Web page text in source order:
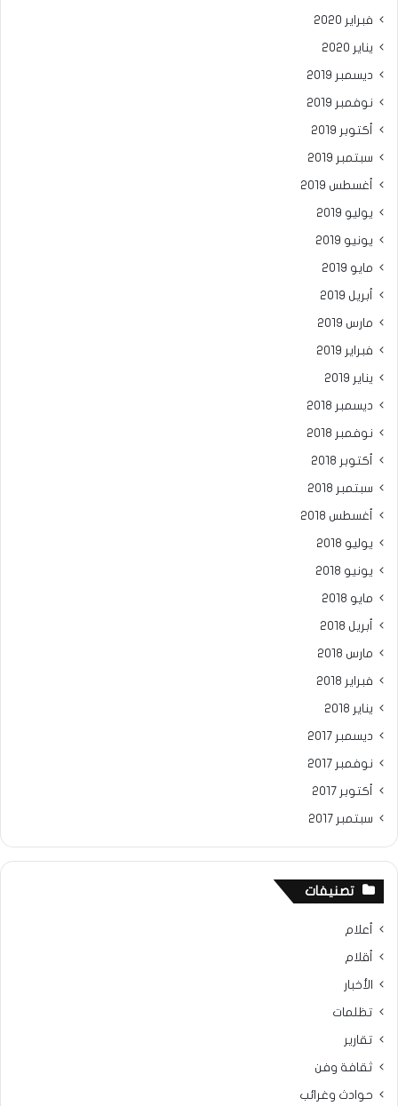
فبراير 2020
يناير 2020
ديسمبر 2019
نوفمبر 2019
أكتوبر 2019
سبتمبر 2019
أغسطس 2019
يوليو 2019
يونيو 2019
مايو 2019
أبريل 2019
مارس 2019
فبراير 2019
يناير 2019
ديسمبر 2018
نوفمبر 2018
أكتوبر 2018
سبتمبر 2018
أغسطس 2018
يوليو 2018
يونيو 2018
مايو 2018
أبريل 2018
مارس 2018
فبراير 2018
يناير 2018
ديسمبر 2017
نوفمبر 2017
أكتوبر 2017
سبتمبر 2017
تصنيفات
أعلام
أقلام
الأخبار
تظلمات
تقارير
ثقافة وفن
حوادث وغرائب